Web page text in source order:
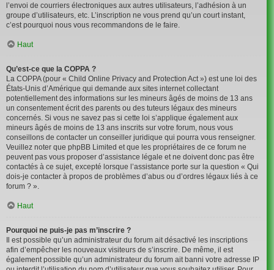
l’envoi de courriers électroniques aux autres utilisateurs, l’adhésion à un
groupe d’utilisateurs, etc. L’inscription ne vous prend qu’un court instant,
c’est pourquoi nous vous recommandons de le faire.
Haut
Qu’est-ce que la COPPA ?
La COPPA (pour « Child Online Privacy and Protection Act ») est une loi des
États-Unis d’Amérique qui demande aux sites internet collectant
potentiellement des informations sur les mineurs âgés de moins de 13 ans
un consentement écrit des parents ou des tuteurs légaux des mineurs
concernés. Si vous ne savez pas si cette loi s’applique également aux
mineurs âgés de moins de 13 ans inscrits sur votre forum, nous vous
conseillons de contacter un conseiller juridique qui pourra vous renseigner.
Veuillez noter que phpBB Limited et que les propriétaires de ce forum ne
peuvent pas vous proposer d’assistance légale et ne doivent donc pas être
contactés à ce sujet, excepté lorsque l’assistance porte sur la question « Qui
dois-je contacter à propos de problèmes d’abus ou d’ordres légaux liés à ce
forum ? ».
Haut
Pourquoi ne puis-je pas m’inscrire ?
Il est possible qu’un administrateur du forum ait désactivé les inscriptions
afin d’empêcher les nouveaux visiteurs de s’inscrire. De même, il est
également possible qu’un administrateur du forum ait banni votre adresse IP